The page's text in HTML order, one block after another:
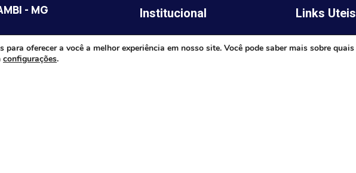
- MG
Senhora de Fátima,
Institucional
Legislativo
Links Uteis
Prefeitura de
para oferecer a você a melhor experiência em nosso site. Você pode saber mais sobre
configurações.